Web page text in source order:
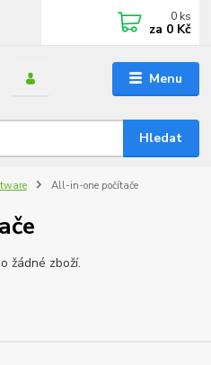
Menu
Hledat
0 ks
za 0 Kč
All-in-one počítače
žádné zboží.